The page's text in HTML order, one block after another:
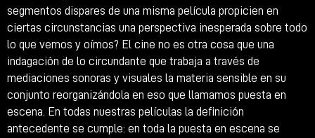
segmentos dispares de una misma película propicien en
ciertas circunstancias una perspectiva inesperada sobre todo
lo que vemos y oímos? El cine no es otra cosa que una
indagación de lo circundante que trabaja a través de
mediaciones sonoras y visuales la materia sensible en su
conjunto reorganizándola en eso que llamamos puesta en
escena. En todas nuestras películas la definición
antecedente se cumple: en toda la puesta en escena se